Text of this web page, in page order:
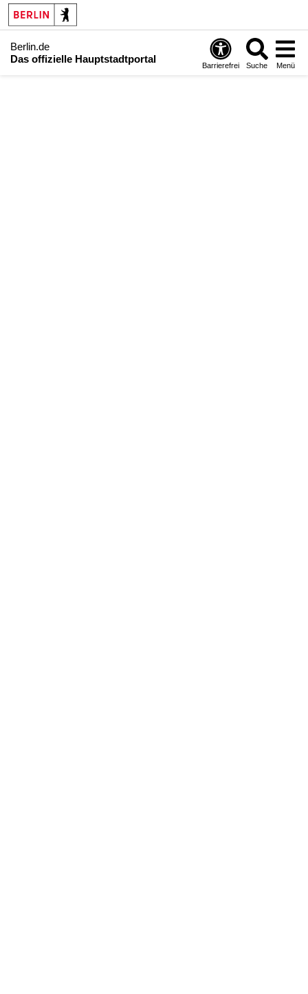
Berlin.de
Das offizielle Hauptstadtportal
Barrierefrei Suche Menü